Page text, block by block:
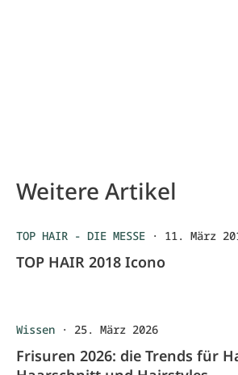
Weitere Artikel
TOP HAIR - DIE MESSE · 11. März
TOP HAIR 2018 Icono
Wissen · 25. März 2026
Frisuren 2026: die Trends für